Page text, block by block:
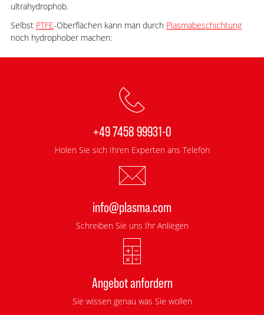
ultrahydrophob.
Selbst PTFE-Oberflächen kann man durch Plasmabeschichtung
noch hydrophober machen:
+49 7458 99931-0
Holen Sie sich Ihren Experten ans Telefon
info@plasma.com
Schreiben Sie uns Ihr Anliegen
Angebot anfordern
Sie wissen genau was Sie wollen